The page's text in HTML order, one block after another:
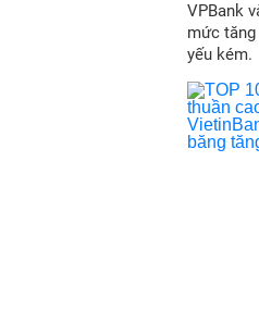
VPBank
mức
yếu kém.